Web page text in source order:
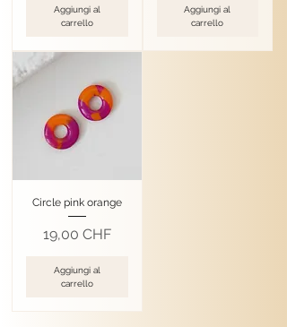
Aggiungi al
carrello
Aggiungi al
carrello
Circle pink orange
Prezzo
19,00 CHF
Aggiungi al
carrello